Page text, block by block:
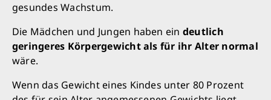
gesundes Wachstum.
Die Mädchen und Jungen haben ein deutlich
geringeres Körpergewicht als für ihr Alter normal
wäre.
Wenn das Gewicht eines Kindes unter 80 Prozent